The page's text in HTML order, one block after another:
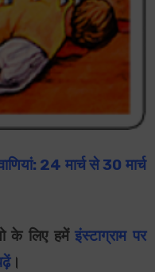
24 मार्च से 30 मार्च
के लिए हमेंइंस्टाग्राम पर
।